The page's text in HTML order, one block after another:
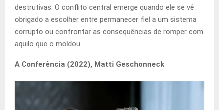
destrutivas. O conflito central emerge quando ele se vê
obrigado a escolher entre permanecer fiel a um sistema
corrupto ou confrontar as consequências de romper com
aquilo que o moldou.
A Conferência (2022), Matti Geschonneck